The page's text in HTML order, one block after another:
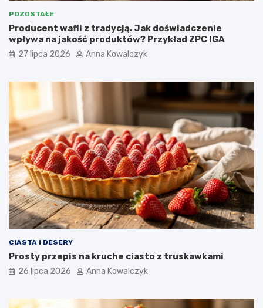
POZOSTAŁE
Producent wafli z tradycją. Jak doświadczenie
wpływa na jakość produktów? Przykład ZPC IGA
27 lipca 2026 Anna Kowalczyk
CIASTA I DESERY
Prosty przepis na kruche ciasto z truskawkami
26 lipca 2026 Anna Kowalczyk